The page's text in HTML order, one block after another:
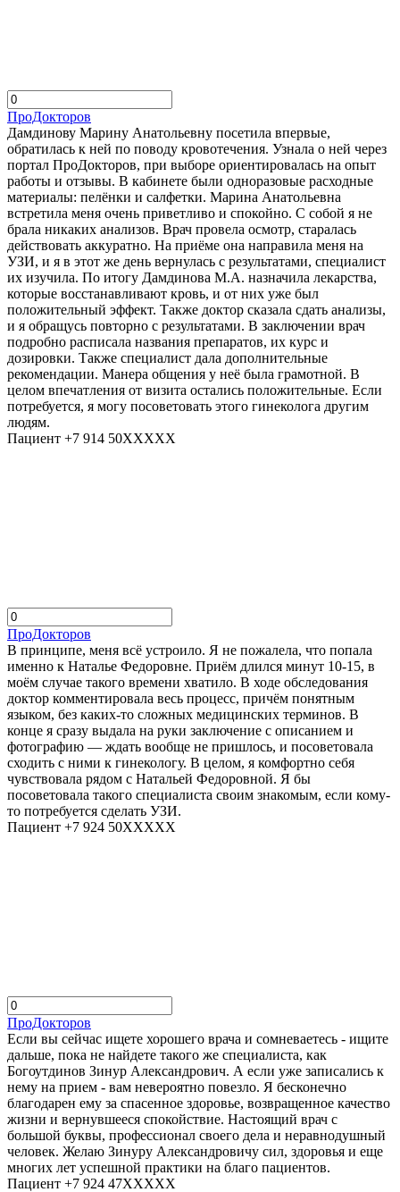
ПроДокторов
Дамдинову Марину Анатольевну посетила впервые,
обратилась к ней по поводу кровотечения. Узнала о ней через
портал ПроДокторов, при выборе ориентировалась на опыт
работы и отзывы. В кабинете были одноразовые расходные
материалы: пелёнки и салфетки. Марина Анатольевна
встретила меня очень приветливо и спокойно. С собой я не
брала никаких анализов. Врач провела осмотр, старалась
действовать аккуратно. На приёме она направила меня на
УЗИ, и я в этот же день вернулась с результатами, специалист
их изучила. По итогу Дамдинова М.А. назначила лекарства,
которые восстанавливают кровь, и от них уже был
положительный эффект. Также доктор сказала сдать анализы,
и я обращусь повторно с результатами. В заключении врач
подробно расписала названия препаратов, их курс и
дозировки. Также специалист дала дополнительные
рекомендации. Манера общения у неё была грамотной. В
целом впечатления от визита остались положительные. Если
потребуется, я могу посоветовать этого гинеколога другим
людям.
Пациент +7 914 50XXXXX
ПроДокторов
В принципе, меня всё устроило. Я не пожалела, что попала
именно к Наталье Федоровне. Приём длился минут 10-15, в
моём случае такого времени хватило. В ходе обследования
доктор комментировала весь процесс, причём понятным
языком, без каких-то сложных медицинских терминов. В
конце я сразу выдала на руки заключение с описанием и
фотографию — ждать вообще не пришлось, и посоветовала
сходить с ними к гинекологу. В целом, я комфортно себя
чувствовала рядом с Натальей Федоровной. Я бы
посоветовала такого специалиста своим знакомым, если кому-
то потребуется сделать УЗИ.
Пациент +7 924 50XXXXX
ПроДокторов
Если вы сейчас ищете хорошего врача и сомневаетесь - ищите
дальше, пока не найдете такого же специалиста, как
Богоутдинов Зинур Александрович. А если уже записались к
нему на прием - вам невероятно повезло. Я бесконечно
благодарен ему за спасенное здоровье, возвращенное качество
жизни и вернувшееся спокойствие. Настоящий врач с
большой буквы, профессионал своего дела и неравнодушный
человек. Желаю Зинуру Александровичу сил, здоровья и еще
многих лет успешной практики на благо пациентов.
Пациент +7 924 47XXXXX